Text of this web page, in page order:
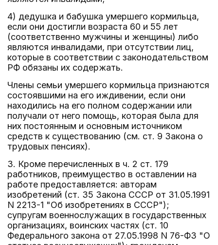
4) дедушка и бабушка умершего кормильца,
если они достигли возраста 60 и 55 лет
(соответственно мужчины и женщины) либо
являются инвалидами, при отсутствии лиц,
которые в соответствии с законодательством
РФ обязаны их содержать.
Члены семьи умершего кормильца признаются
состоявшими на его иждивении, если они
находились на его полном содержании или
получали от него помощь, которая была для
них постоянным и основным источником
средств к существованию (см. ст. 9 Закона о
трудовых пенсиях).
3. Кроме перечисленных в ч. 2 ст. 179
работников, преимущество в оставлении на
работе предоставляется: авторам
изобретений (ст. 35 Закона СССР от 31.05.1991
N 2213-1 "Об изобретениях в СССР");
супругам военнослужащих в государственных
организациях, воинских частях (ст. 10
Федерального закона от 27.05.1998 N 76-ФЗ "О